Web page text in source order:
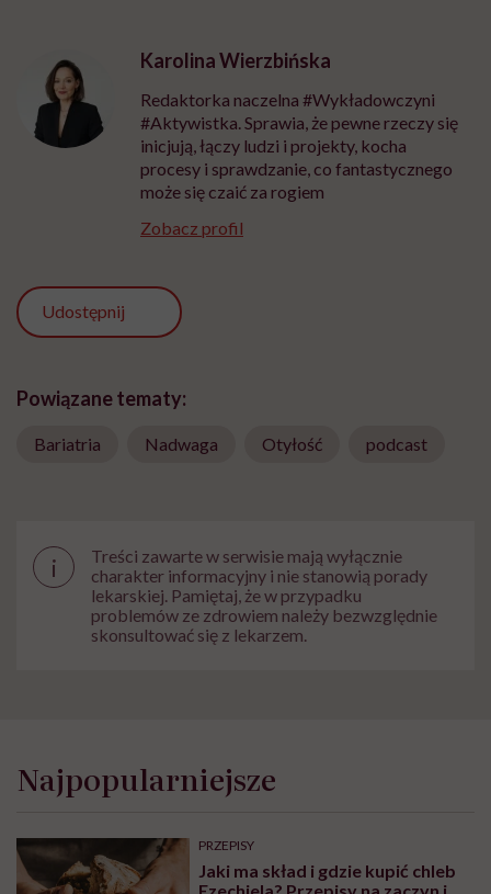
Karolina Wierzbińska
Redaktorka naczelna #Wykładowczyni
#Aktywistka. Sprawia, że pewne rzeczy się
inicjują, łączy ludzi i projekty, kocha
procesy i sprawdzanie, co fantastycznego
może się czaić za rogiem
Zobacz profil
Udostępnij
Powiązane tematy:
Bariatria Nadwaga Otyłość podcast
i
Treści zawarte w serwisie mają wyłącznie
charakter informacyjny i nie stanowią porady
lekarskiej. Pamiętaj, że w przypadku
problemów ze zdrowiem należy bezwzględnie
skonsultować się z lekarzem.
Najpopularniejsze
PRZEPISY
Jaki ma skład i gdzie kupić chleb